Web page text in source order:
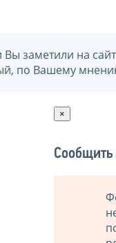
Вы заметили на
по Вашему
×
Сообщить